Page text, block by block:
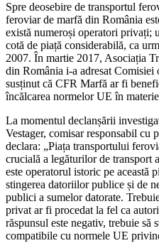
Spre deosebire de transportul
feroviar de marfă din România
există numeroși operatori privați;
cotă de piață considerabilă, ca
2007. În martie 2017, Asociația
din România i-a adresat Comisiei
susținut că CFR Marfă ar fi
încălcarea normelor UE în
La momentul declanșării
Vestager, comisar responsabil cu
declara: „Piața transportului
crucială a legăturilor de transport
este operatorul istoric pe această
stingerea datoriilor publice și de
publici a sumelor datorate.
privat ar fi procedat la fel ca
răspunsul este negativ, trebuie să
compatibile cu normele UE